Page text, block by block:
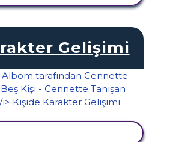
Gelişimi